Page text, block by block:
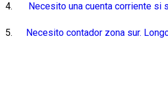
Necesito una cuenta corriente si
Necesito contador zona sur.